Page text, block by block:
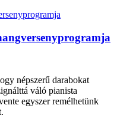
népszerű darabokat
váló pianista
egyszer remélhetünk